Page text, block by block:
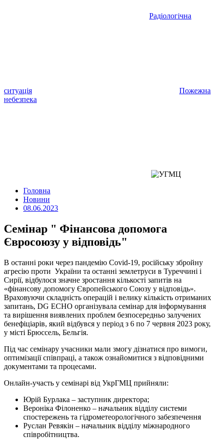
Радіологічна
ситуація
Пожежна
небезпека
Головна
Новини
08.06.2023
Семінар " Фінансова допомога
Євросоюзу у відповідь"
В останні роки через пандемію Covid-19, російську збройну
агресію проти України та останні землетруси в Туреччині і
Сирії, відбулося значне зростання кількості запитів на
«фінансову допомогу Європейського Союзу у відповідь».
Враховуючи складність операцій і велику кількість отриманих
запитань, DG ECHO організувала семінар для інформування
та вирішення виявлених проблем безпосередньо залучених
бенефіціарів, який відбувся у період з 6 по 7 червня 2023 року,
у місті Брюссель, Бельгія.
Під час семінару учасники мали змогу дізнатися про вимоги,
оптимізації співпраці, а також ознайомитися з відповідними
документами та процесами.
Онлайн-участь у семінарі від УкрГМЦ прийняли:
Юрій Бурлака – заступник директора;
Вероніка Філоненко – начальник відділу системи
спостережень та гідрометеорологічного забезпечення
Руслан Ревякін – начальник відділу міжнародного
співробітництва.